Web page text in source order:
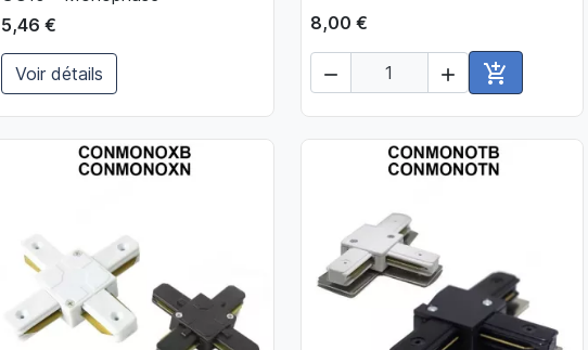
5,46 €
Voir détails
8,00 €
  
Ajouter au